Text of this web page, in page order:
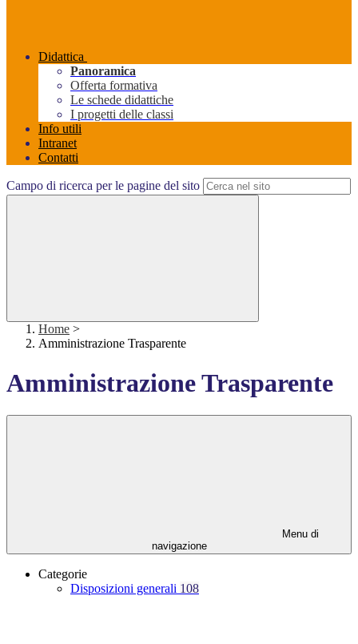
Didattica
Panoramica
Offerta formativa
Le schede didattiche
I progetti delle classi
Info utili
Intranet
Contatti
Campo di ricerca per le pagine del sito
Home >
Amministrazione Trasparente
Amministrazione Trasparente
Menu di
navigazione
Categorie
Disposizioni generali 108